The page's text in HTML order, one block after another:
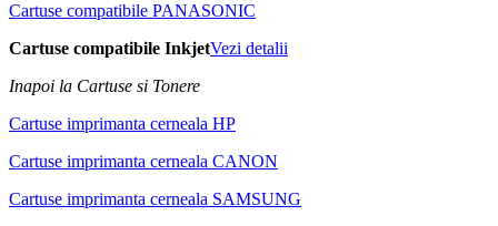
Cartuse compatibile PANASONIC
Cartuse compatibile InkjetVezi detalii
Inapoi la Cartuse si Tonere
Cartuse imprimanta cerneala HP
Cartuse imprimanta cerneala CANON
Cartuse imprimanta cerneala SAMSUNG